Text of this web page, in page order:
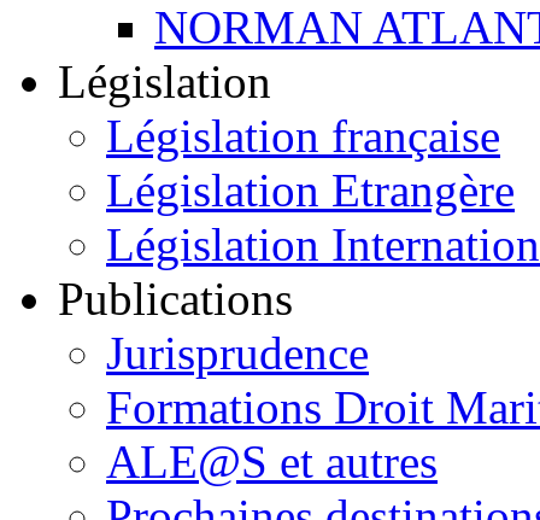
NORMAN
Législation
Législation française
Législation Etrangère
Législation
Publications
Jurisprudence
Formations Droit
ALE@S et autres